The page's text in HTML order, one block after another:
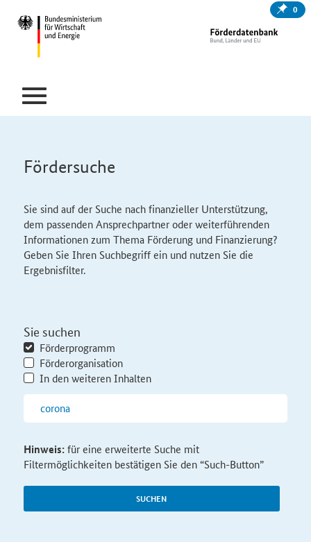
0
Fördersuche
Sie sind auf der Suche nach finanzieller Unterstützung,
dem passenden Ansprechpartner oder weiterführenden
Informationen zum Thema Förderung und Finanzierung?
Geben Sie Ihren Suchbegriff ein und nutzen Sie die
Ergebnisfilter.
Sie suchen
Förderprogramm
Förderorganisation
In den weiteren Inhalten
SUCHEN
Hinweis:für eine erweiterte Suche mit
Filtermöglichkeiten bestätigen Sie den “Such-Button”